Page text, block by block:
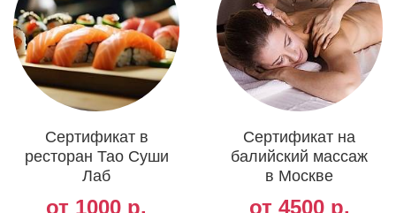
Сертификат в
ресторан Тао Суши
Лаб
от 1000 р.
Сертификат на
балийский массаж
в Москве
от 4500 р.